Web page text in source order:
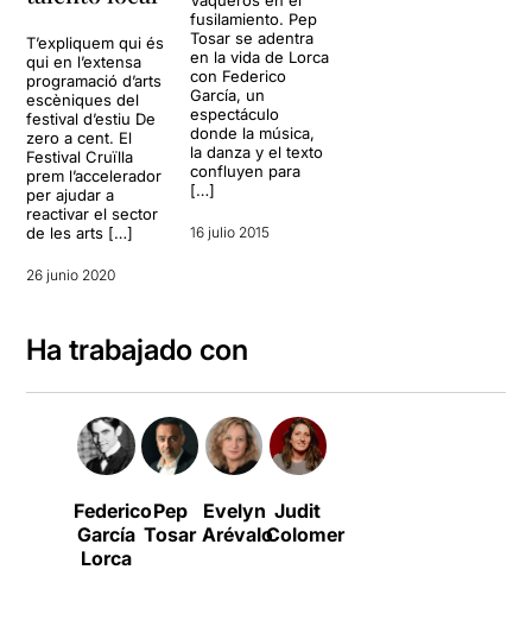
T’expliquem qui és
qui en l’extensa
programació d’arts
escèniques del
festival d’estiu De
zero a cent. El
Festival Cruïlla
prem l’accelerador
per ajudar a
reactivar el sector
de les arts […]
26 junio 2020
fusilamiento. Pep
Tosar se adentra
en la vida de Lorca
con Federico
García, un
espectáculo
donde la música,
la danza y el texto
confluyen para
[…]
16 julio 2015
Ha trabajado con
Federico
García
Lorca
Pep
Tosar
Evelyn
Arévalo
Judit
Colomer